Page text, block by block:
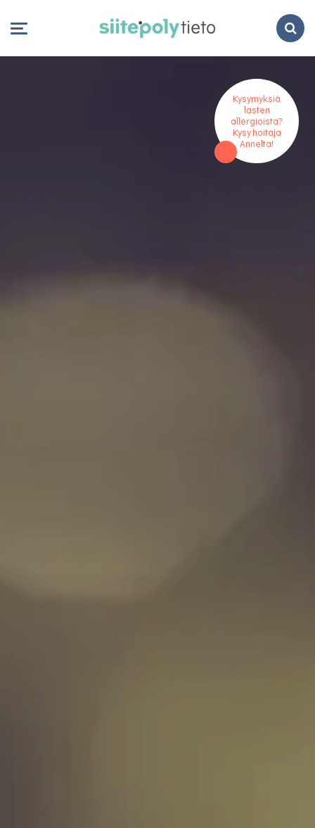
Kysymyksiä
lasten
allergioista?
Kysy hoitaja
Annelta!